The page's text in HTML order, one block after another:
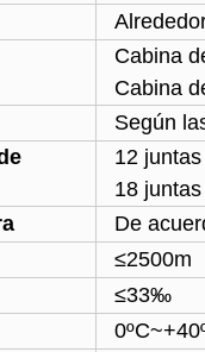
Cabina
Cabina
Según
12
18
De
≤2500m
≤33‰
0ºC~